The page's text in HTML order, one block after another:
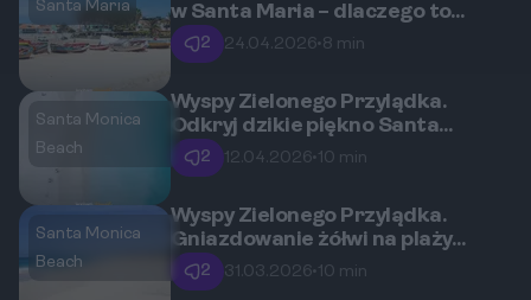
Santa Maria
w Santa Maria – dlaczego to
serce miasta i co tam zobaczysz?
2 24.04.2026• 8 min
Santa Monica
Beach
Wyspy Zielonego Przylądka.
Odkryj dzikie piękno Santa
Monica Beach – czy to najlepsze
miejsce na obserwację żółwi?
2 12.04.2026• 10 min
Santa Monica
Beach
Wyspy Zielonego Przylądka.
Gniazdowanie żółwi na plaży
Santa Monica – kiedy i jak je
obserwować?
2 31.03.2026• 10 min